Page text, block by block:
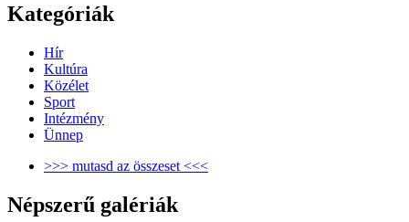
Kategóriák
Hír
Kultúra
Közélet
Sport
Intézmény
Ünnep
>>> mutasd az összeset <<<
Népszerű galériák